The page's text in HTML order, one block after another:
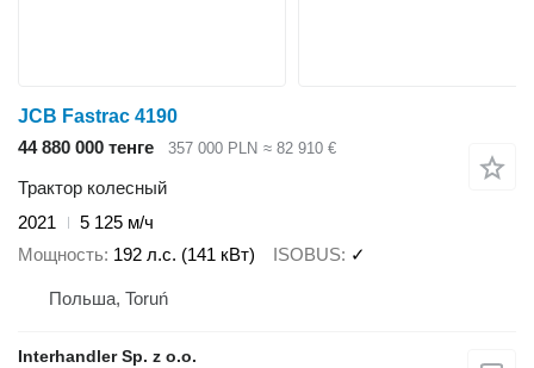
JCB Fastrac 4190
44 880 000 тенге
357 000 PLN ≈ 82 910 €
Трактор колесный
2021
5 125 м/ч
Мощность 192 л.с. (141 кВт) ISOBUS ✓
Польша, Toruń
Interhandler Sp. z o.o.